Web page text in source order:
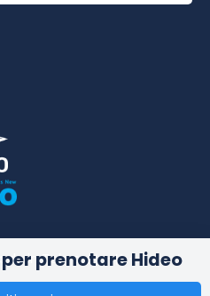
prenotare Hideo
in Tokyo. メード・イン・ト